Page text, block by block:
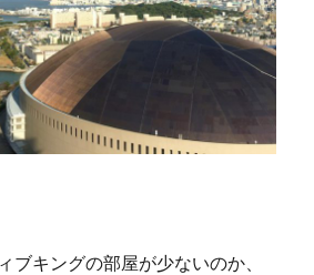
ブキングの部屋が少ないのか、